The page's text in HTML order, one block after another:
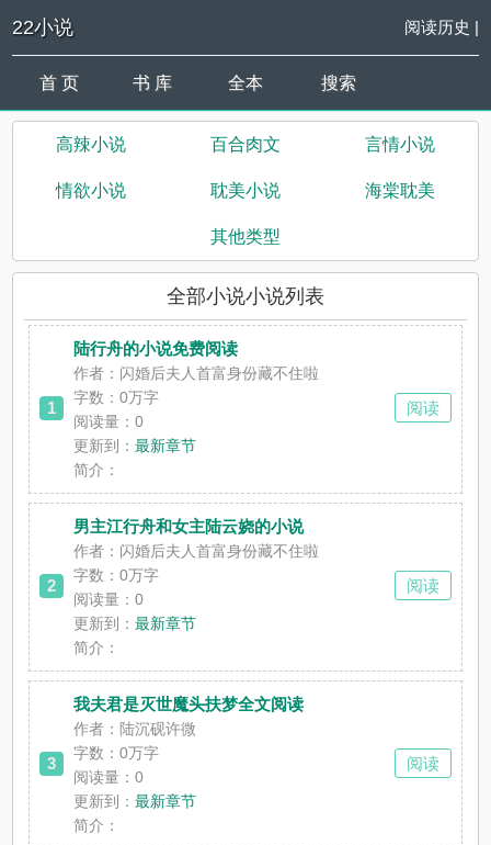
22小说 阅读历史 |
首 页 书 库 全本 搜索
高辣小说 百合肉文 言情小说
情欲小说 耽美小说 海棠耽美
其他类型
全部小说小说列表
1
陆行舟的小说免费阅读
作者：闪婚后夫人首富身份藏不住啦
字数：0万字
阅读量：0
更新到：最新章节
简介：
阅读
2
男主江行舟和女主陆云娆的小说
作者：闪婚后夫人首富身份藏不住啦
字数：0万字
阅读量：0
更新到：最新章节
简介：
阅读
3
我夫君是灭世魔头扶梦全文阅读
作者：陆沉砚许微
字数：0万字
阅读量：0
更新到：最新章节
简介：
阅读